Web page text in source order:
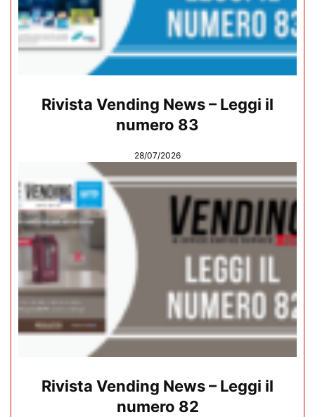
Rivista Vending News – Leggi il
numero 83
28/07/2026
Rivista Vending News – Leggi il
numero 82